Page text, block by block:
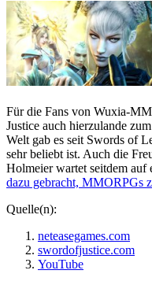
Für die Fans von Wuxia-
Justice auch hierzulande
Welt gab es seit Swords of
sehr beliebt ist. Auch die
Holmeier wartet seitdem auf
dazu gebracht, MMORPGs
Quelle(n):
neteasegames.com
swordofjustice.com
YouTube